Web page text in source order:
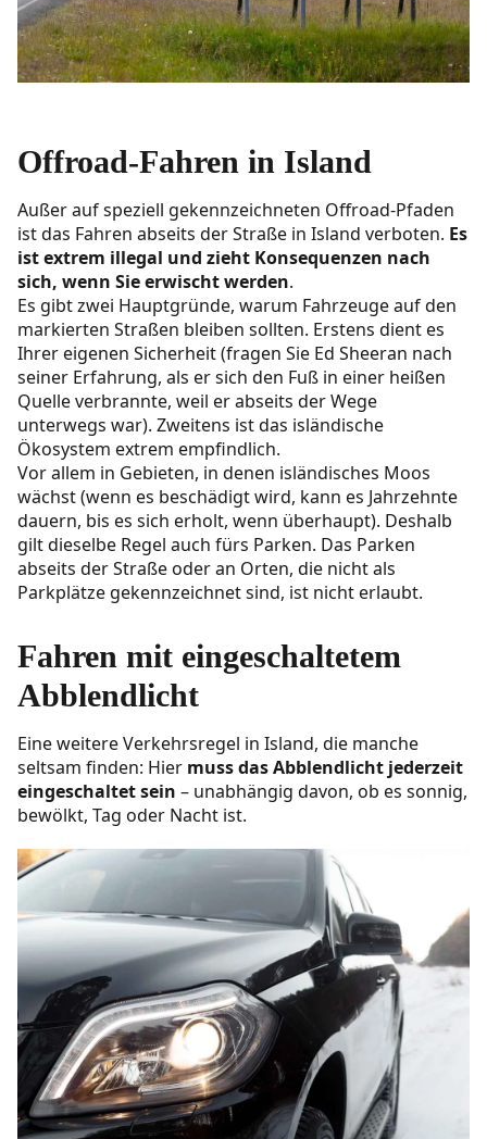
Offroad-Fahren in Island
Außer auf speziell gekennzeichneten Offroad-Pfaden
ist das Fahren abseits der Straße in Island verboten. Es
ist extrem illegal und zieht Konsequenzen nach
sich, wenn Sie erwischt werden.
Es gibt zwei Hauptgründe, warum Fahrzeuge auf den
markierten Straßen bleiben sollten. Erstens dient es
Ihrer eigenen Sicherheit (fragen Sie Ed Sheeran nach
seiner Erfahrung, als er sich den Fuß in einer heißen
Quelle verbrannte, weil er abseits der Wege
unterwegs war). Zweitens ist das isländische
Ökosystem extrem empfindlich.
Vor allem in Gebieten, in denen isländisches Moos
wächst (wenn es beschädigt wird, kann es Jahrzehnte
dauern, bis es sich erholt, wenn überhaupt). Deshalb
gilt dieselbe Regel auch fürs Parken. Das Parken
abseits der Straße oder an Orten, die nicht als
Parkplätze gekennzeichnet sind, ist nicht erlaubt.
Fahren mit eingeschaltetem
Abblendlicht
Eine weitere Verkehrsregel in Island, die manche
seltsam finden: Hier muss das Abblendlicht jederzeit
eingeschaltet sein – unabhängig davon, ob es sonnig,
bewölkt, Tag oder Nacht ist.